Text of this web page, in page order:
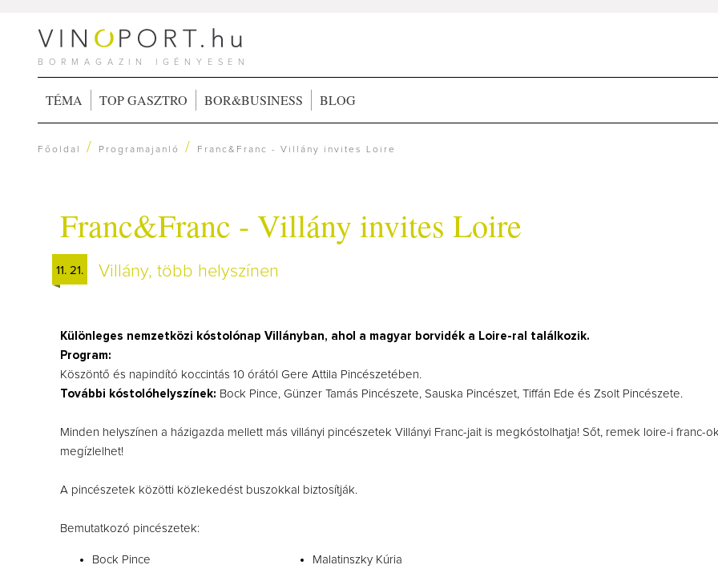
BORMAGAZIN IGÉNYESEN
TÉMA TOP GASZTRO BOR&BUSINESS BLOG
Főoldal / Programajanló / Franc&Franc - Villány invites Loire
Franc&Franc - Villány invites Loire
11. 21. Villány, több helyszínen
Különleges nemzetközi kóstolónap Villányban, ahol a magyar borvidék a Loire-ral találkozik.
Program:
Köszöntő és napindító koccintás 10 órától Gere Attila Pincészetében.
További kóstolóhelyszínek: Bock Pince, Günzer Tamás Pincészete, Sauska Pincészet, Tiffán Ede és Zsolt Pincészete.
Minden helyszínen a házigazda mellett más villányi pincészetek Villányi Franc-jait is megkóstolhatja! Sőt, remek loire-i franc-
megízlelhet!
A pincészetek közötti közlekedést buszokkal biztosítják.
Bemutatkozó pincészetek:
Bock Pince
Malatinszky Kúria